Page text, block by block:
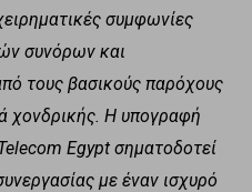
συμφωνίες
συνόρων και
τους βασικούς παρόχους
χονδρικής. H υπογραφή
Egypt σηματοδοτεί
με έναν ισχυρό